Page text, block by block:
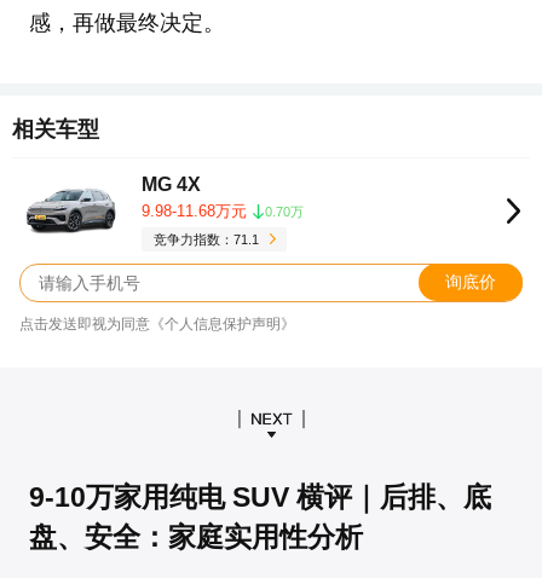
感，再做最终决定。
相关车型
MG 4X
9.98-11.68万元
0.70万
竞争力指数：71.1
询底价
点击发送即视为同意《个人信息保护声明》
9‑10万家用纯电 SUV 横评｜后排、底
盘、安全：家庭实用性分析